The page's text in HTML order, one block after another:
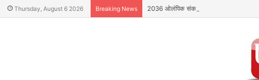
Thursday, August 6 2026 Breaking News 2036 ओलंपिक संकल्प कांवड़ यात्रा को संतों का